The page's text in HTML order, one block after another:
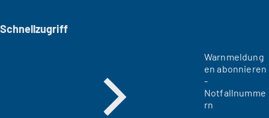
Schnellzugriff
Warnmeldung
en abonnieren
-
Notfallnumme
rn